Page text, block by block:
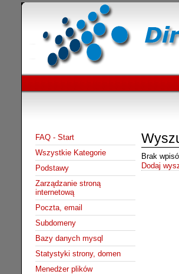
FAQ - Start
Wszystkie Kategorie
Podstawy
Zarządzanie stroną
internetową
Poczta, email
Subdomeny
Bazy danych mysql
Statystyki strony, domen
Menedżer plików
Brak
Dodaj